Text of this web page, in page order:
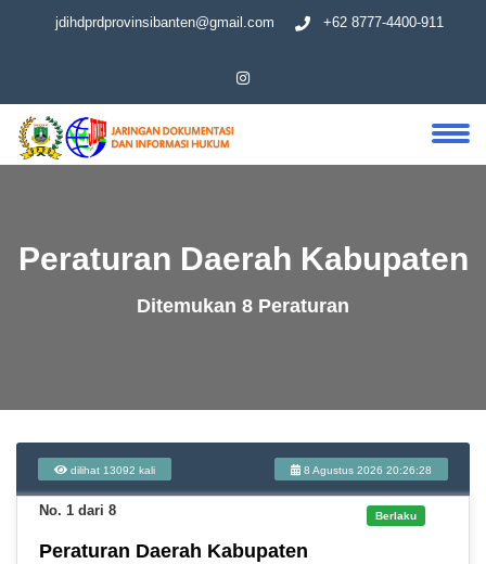
jdihdprdprovinsibanten@gmail.com +62 8777-4400-911
Peraturan Daerah Kabupaten
Ditemukan 8 Peraturan
dilihat 13092 kali 8 Agustus 2026 20:26:28
No. 1 dari 8 Berlaku
Peraturan Daerah Kabupaten